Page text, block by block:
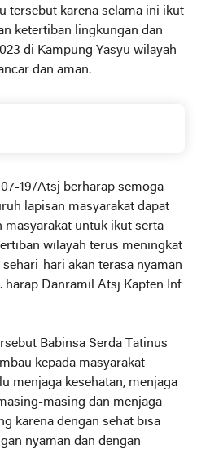
tersebut karena selama ini ikut
ketertiban lingkungan dan
di Kampung Yasyu wilayah
dan aman.
19/Atsj berharap semoga
lapisan masyarakat dapat
masyarakat untuk ikut serta
wilayah terus meningkat
hari akan terasa nyaman
harap Danramil Atsj Kapten Inf
Babinsa Serda Tatinus
kepada masyarakat
menjaga kesehatan, menjaga
masing dan menjaga
karena dengan sehat bisa
nyaman dan dengan